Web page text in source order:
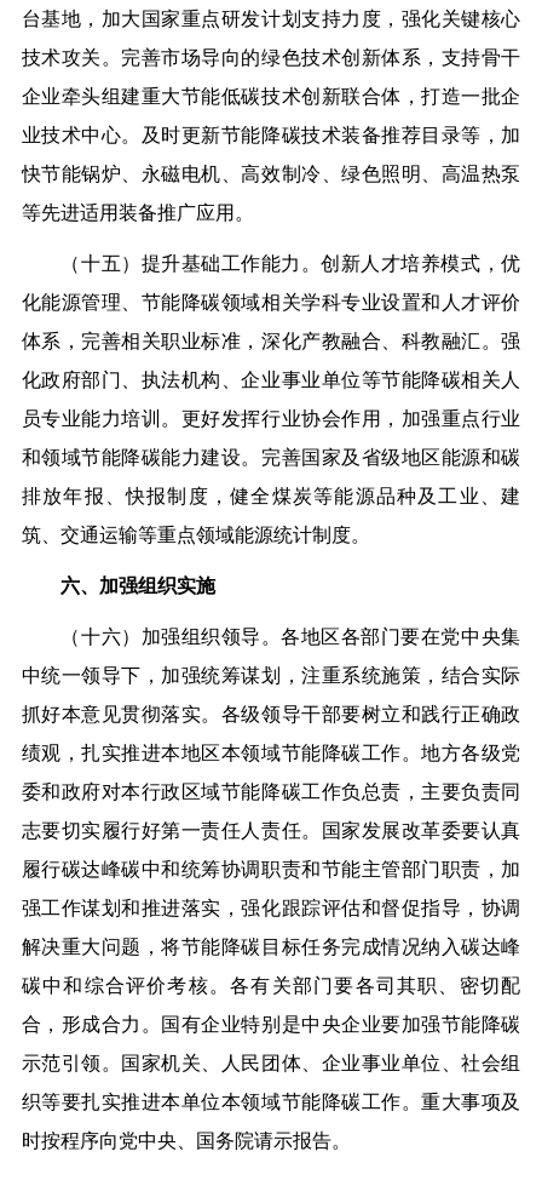
台基地，加大国家重点研发计划支持力度，强化关键核心
技术攻关。完善市场导向的绿色技术创新体系，支持骨干
企业牵头组建重大节能低碳技术创新联合体，打造一批企
业技术中心。及时更新节能降碳技术装备推荐目录等，加
快节能锅炉、永磁电机、高效制冷、绿色照明、高温热泵
等先进适用装备推广应用。
（十五）提升基础工作能力。创新人才培养模式，优
化能源管理、节能降碳领域相关学科专业设置和人才评价
体系，完善相关职业标准，深化产教融合、科教融汇。强
化政府部门、执法机构、企业事业单位等节能降碳相关人
员专业能力培训。更好发挥行业协会作用，加强重点行业
和领域节能降碳能力建设。完善国家及省级地区能源和碳
排放年报、快报制度，健全煤炭等能源品种及工业、建
筑、交通运输等重点领域能源统计制度。
六、加强组织实施
（十六）加强组织领导。各地区各部门要在党中央集
中统一领导下，加强统筹谋划，注重系统施策，结合实际
抓好本意见贯彻落实。各级领导干部要树立和践行正确政
绩观，扎实推进本地区本领域节能降碳工作。地方各级党
委和政府对本行政区域节能降碳工作负总责，主要负责同
志要切实履行好第一责任人责任。国家发展改革委要认真
履行碳达峰碳中和统筹协调职责和节能主管部门职责，加
强工作谋划和推进落实，强化跟踪评估和督促指导，协调
解决重大问题，将节能降碳目标任务完成情况纳入碳达峰
碳中和综合评价考核。各有关部门要各司其职、密切配
合，形成合力。国有企业特别是中央企业要加强节能降碳
示范引领。国家机关、人民团体、企业事业单位、社会组
织等要扎实推进本单位本领域节能降碳工作。重大事项及
时按程序向党中央、国务院请示报告。